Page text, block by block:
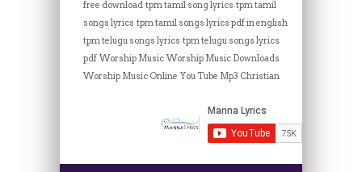
free download tpm tamil song lyrics tpm tamil
songs lyrics tpm tamil songs lyrics pdf in english
tpm telugu songs lyrics tpm telugu songs lyrics
pdf Worship Music Worship Music Downloads
Worship Music Online You Tube Mp3 Christian